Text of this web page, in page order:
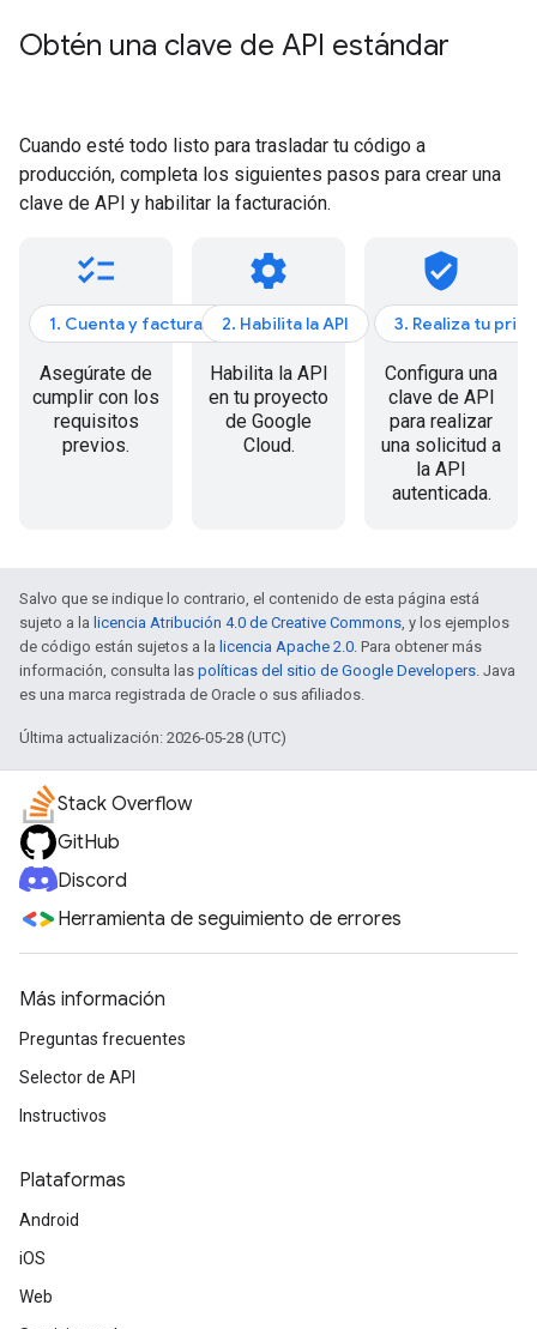
Obtén una clave de API estándar
Cuando esté todo listo para trasladar tu código a
producción, completa los siguientes pasos para crear una
clave de API y habilitar la facturación.
checklist
1. Cuenta y facturación
Asegúrate de
cumplir con los
requisitos
previos.
settings
2. Habilita la API
Habilita la API
en tu proyecto
de Google
Cloud.
verified_user
3. Realiza tu
Configura una
clave de API
para realizar
una solicitud a
la API
autenticada.
Salvo que se indique lo contrario, el contenido de esta página está
sujeto a la licencia Atribución 4.0 de Creative Commons, y los ejemplos
de código están sujetos a la licencia Apache 2.0. Para obtener más
información, consulta las políticas del sitio de Google Developers. Java
es una marca registrada de Oracle o sus afiliados.
Última actualización: 2026-05-28 (UTC)
Stack Overflow
GitHub
Discord
Herramienta de seguimiento de errores
Más información
Preguntas frecuentes
Selector de API
Instructivos
Plataformas
Android
iOS
Web